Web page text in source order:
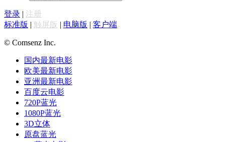
登录 | 注册
标准版 | 触屏版 | 电脑版 | 客户端
© Comsenz Inc.
国内最新电影
欧美最新电影
亚洲最新电影
百度云电影
720P蓝光
1080P蓝光
3D立体
原盘蓝光